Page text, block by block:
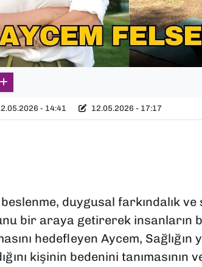
- 14:41 12.05.2026 - 17:17
duygusal farkındalık
bir araya getirerek insanların
hedefleyen Aycem, Sağlığın
kişinin bedenini tanımasının